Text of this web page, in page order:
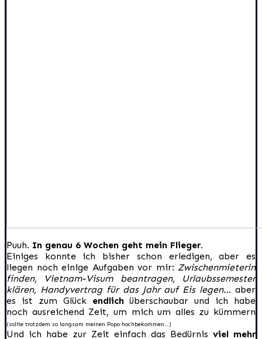
Puuh. In genau 6 Wochen geht mein Flieger.
Einiges konnte ich bisher schon erledigen, aber es
liegen noch einige Aufgaben vor mir: Zwischenmieterin
finden, Vietnam-Visum beantragen, Urlaubssemester
klären, Handyvertrag für das Jahr auf Eis legen… aber
es ist zum Glückendlichüberschaubar und ich habe
noch ausreichend Zeit, um mich um alles zu kümmern
(sollte trotzdem so langsam meinen Popo hochbekommen…)
Und ich habe zur Zeit einfach das Bedürnis viel mehr